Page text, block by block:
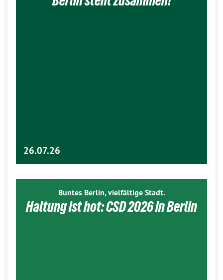
26.07.26
Buntes Berlin, vielfältige Stadt.
Haltung ist hot: CSD 2026 in Berlin